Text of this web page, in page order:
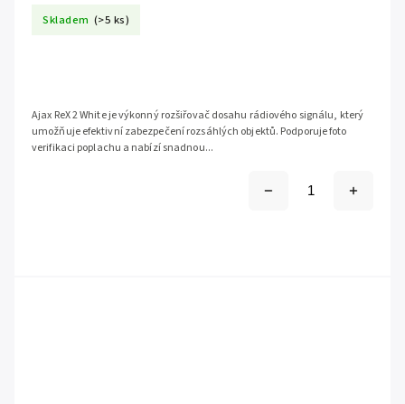
Skladem (>5 ks)
Ajax ReX 2 White je výkonný rozšiřovač dosahu rádiového signálu, který
umožňuje efektivní zabezpečení rozsáhlých objektů. Podporuje foto
verifikaci poplachu a nabízí snadnou...